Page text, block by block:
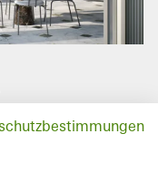
téléphone
de
Façade
une